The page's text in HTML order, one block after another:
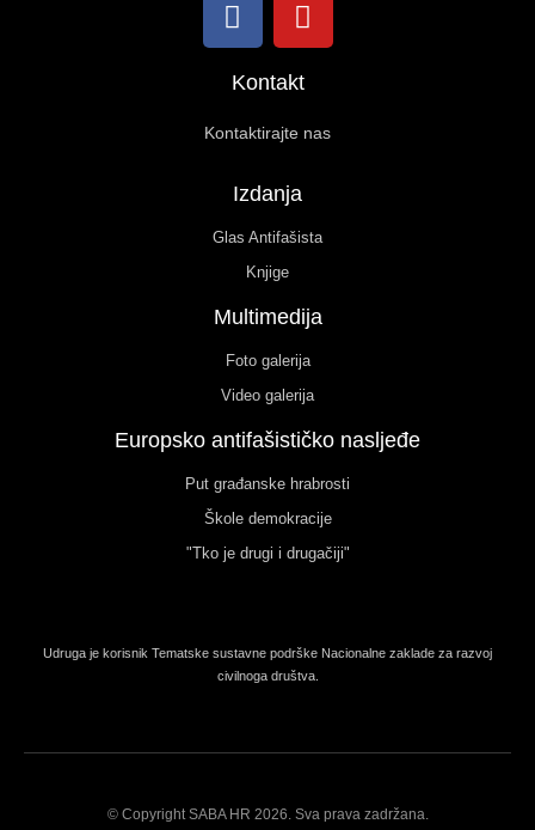
Kontakt
Kontaktirajte nas
Izdanja
Glas Antifašista
Knjige
Multimedija
Foto galerija
Video galerija
Europsko antifašističko nasljeđe
Put građanske hrabrosti
Škole demokracije
"Tko je drugi i drugačiji"
Udruga je korisnik Tematske sustavne podrške Nacionalne zaklade za razvoj
civilnoga društva.
© Copyright SABA HR 2026. Sva prava zadržana.